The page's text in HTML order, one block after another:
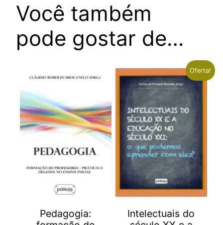
Você também
pode gostar de…
Pedagogia:
Oferta!
Intelectuais do